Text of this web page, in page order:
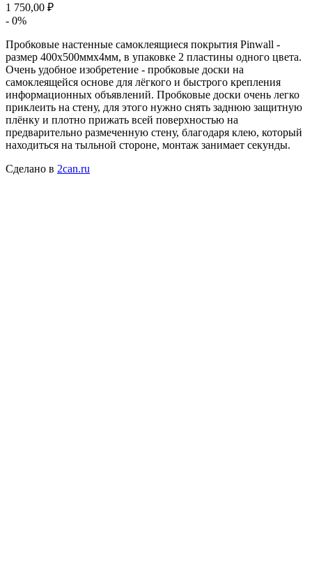
1 750,00 ₽
- 0%
Пробковые настенные самоклеящиеся покрытия Pinwall -
размер 400х500ммх4мм, в упаковке 2 пластины одного цвета.
Очень удобное изобретение - пробковые доски на
самоклеящейся основе для лёгкого и быстрого крепления
информационных объявлений. Пробковые доски очень легко
приклеить на стену, для этого нужно снять заднюю защитную
плёнку и плотно прижать всей поверхностью на
предварительно размеченную стену, благодаря клею, который
находиться на тыльной стороне, монтаж занимает секунды.
Сделано в 2can.ru